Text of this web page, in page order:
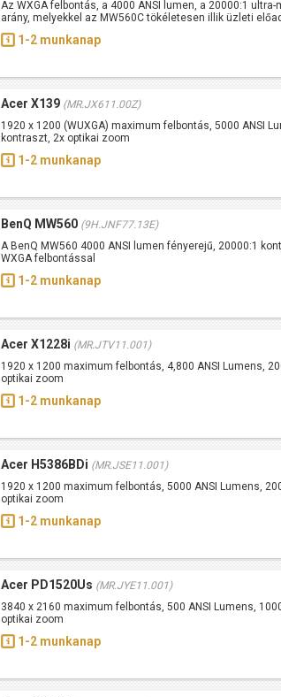
Az WXGA felbontás, a 4000 ANSI lumen, a 20000:1
arány, melyekkel az MW560C tökéletesen illik üzleti
1-2 munkanap
Acer X139 (MR.JX611.00Z)
1920 x 1200 (WUXGA) maximum felbontás, 5000 ANSI
kontraszt, 2x optikai zoom
1-2 munkanap
BenQ MW560 (9H.JNF77.13E)
A BenQ MW560 4000 ANSI lumen fényerejű, 20000:1
WXGA felbontással
1-2 munkanap
Acer X1228i (MR.JTV11.001)
1920 x 1200 maximum felbontás, 4,800 ANSI Lumens,
optikai zoom
1-2 munkanap
Acer H5386BDi (MR.JSE11.001)
1920 x 1200 maximum felbontás, 5000 ANSI Lumens,
optikai zoom
1-2 munkanap
Acer PD1520Us (MR.JYE11.001)
3840 x 2160 maximum felbontás, 500 ANSI Lumens,
optikai zoom
1-2 munkanap